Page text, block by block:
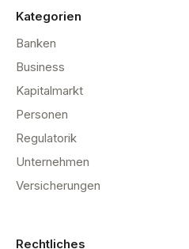
Kategorien
Banken
Business
Kapitalmarkt
Personen
Regulatorik
Unternehmen
Versicherungen
Rechtliches